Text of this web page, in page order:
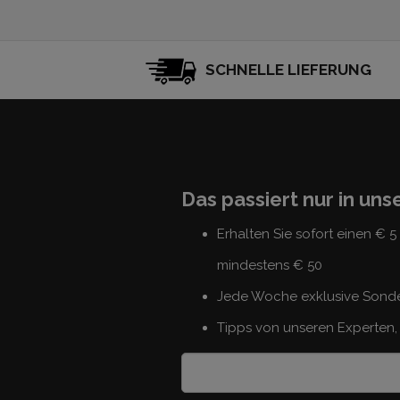
SCHNELLE LIEFERUNG
Das passiert nur in
Erhalten Sie sofort einen €
mindestens € 50
Jede Woche exklusive
Tipps von unseren Experten,